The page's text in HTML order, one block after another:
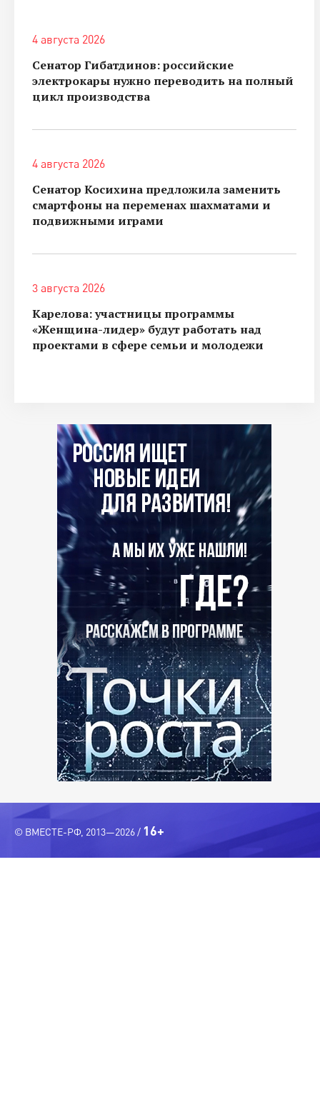
4 августа 2026
Сенатор Гибатдинов: российские
электрокары нужно переводить на полный
цикл производства
4 августа 2026
Сенатор Косихина предложила заменить
смартфоны на переменах шахматами и
подвижными играми
3 августа 2026
Карелова: участницы программы
«Женщина-лидер» будут работать над
проектами в сфере семьи и молодежи
© ВМЕСТЕ-РФ, 2013—2026 / 16+